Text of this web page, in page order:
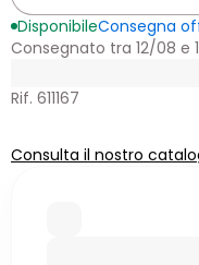
DisponibileConsegna
Consegnato tra 12/08 e
Rif. 611167
Consulta il nostro